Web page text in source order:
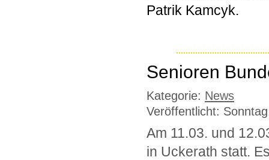
Patrik Kamcyk.
Senioren
Kategorie: News
Veröffentlicht:
Am 11.03. und
in Uckerath statt.